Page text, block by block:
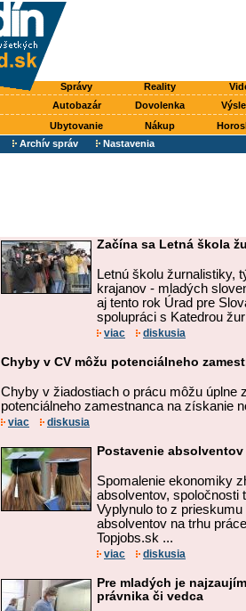
Správy Reality
Autobazár Dovolenka
Ubytovanie Nákup
Archív správ Nastavenia
Začína sa Letná škola
Letnú školu žurnalistiky,
krajanov - mladých
aj tento rok Úrad pre
spolupráci s Katedrou
viac diskusia
Chyby v CV môžu potenciálneho
Chyby v žiadostiach o prácu môžu úplne
potenciálneho zamestnanca na získanie
viac diskusia
Postavenie
Spomalenie ekonomiky
absolventov, spoločnosti
Vyplynulo to z
absolventov na trhu
Topjobs.sk ...
viac diskusia
Pre mladých je
právnika či vedca